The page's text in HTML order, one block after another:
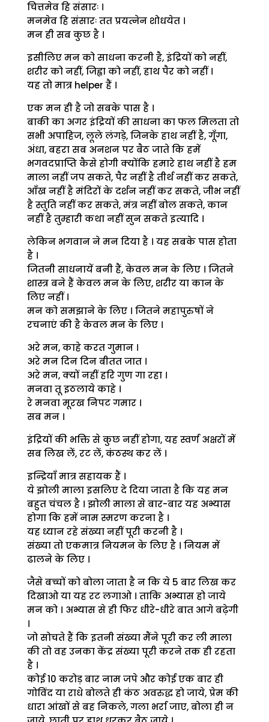
चित्तमेव हि संसारः ।
मनमेव हि संसारः तत प्रयत्नेन शोधयेत ।
मन ही सब कुछ है ।
इसीलिए मन को साधना करनी है, इंद्रियों को नहीं,
शरीर को नहीं, जिह्वा को नहीं, हाथ पैर को नहीं ।
यह तो मात्र helper हैं ।
एक मन ही है जो सबके पास है ।
बाकी का अगर इंद्रियों की साधना का फल मिलता तो
सभी अपाहिज, लूले लंगड़े, जिनके हाथ नहीं है, गूँगा,
अंधा, बहरा सब अनशन पर बैठ जाते कि हमें
भगवदप्राप्ति कैसे होगी क्योंकि हमारे हाथ नहीं है हम
माला नहीं जप सकते, पैर नहीं है तीर्थ नहीं कर सकते,
आँख नहीं है मंदिरों के दर्शन नहीं कर सकते, जीभ नहीं
है स्तुति नहीं कर सकते, मंत्र नहीं बोल सकते, कान
नहीं है तुम्हारी कथा नहीं सुन सकते इत्यादि ।
लेकिन भगवान ने मन दिया है । यह सबके पास होता
है ।
जितनी साधनायें बनी हैं, केवल मन के लिए । जितने
शास्त्र बने हैं केवल मन के लिए, शरीर या कान के
लिए नहीं ।
मन को समझाने के लिए । जितने महापुरुषों ने
रचनाएं की है केवल मन के लिए ।
अरे मन, काहे करत गुमान ।
अरे मन दिन दिन बीतत जात ।
अरे मन, क्यों नहीं हरि गुण गा रहा ।
मनवा तू इठलाये काहे ।
रे मनवा मूरख निपट गमार ।
सब मन ।
इंद्रियों की भक्ति से कुछ नहीं होगा, यह स्वर्ण अक्षरों में
सब लिख लें, रट लें, कंठस्थ कर लें ।
इन्द्रियाँ मात्र सहायक हैं ।
ये झोली माला इसलिए दे दिया जाता है कि यह मन
बहुत चंचल है । झोली माला से बार-बार यह अभ्यास
होगा कि हमें नाम स्मरण करना है ।
यह ध्यान रहे संख्या नहीं पूरी करनी है ।
संख्या तो एकमात्र नियमन के लिए है । नियम में
ढालने के लिए ।
जैसे बच्चों को बोला जाता है न कि ये 5 बार लिख कर
दिखाओ या यह रट लगाओ । ताकि अभ्यास हो जाये
मन को । अभ्यास से ही फिर धीरे-धीरे बात आगे बढ़ेगी
।
जो सोचते हैं कि इतनी संख्या मैंने पूरी कर ली माला
की तो वह उनका केंद्र संख्या पूरी करने तक ही रहता
है ।
कोई 10 करोड़ बार नाम जपे और कोई एक बार ही
गोविंद या राधे बोलते ही कंठ अवरुद्ध हो जाये, प्रेम की
धारा आंखों से बह निकले, गला भर्रा जाए, बोला ही न